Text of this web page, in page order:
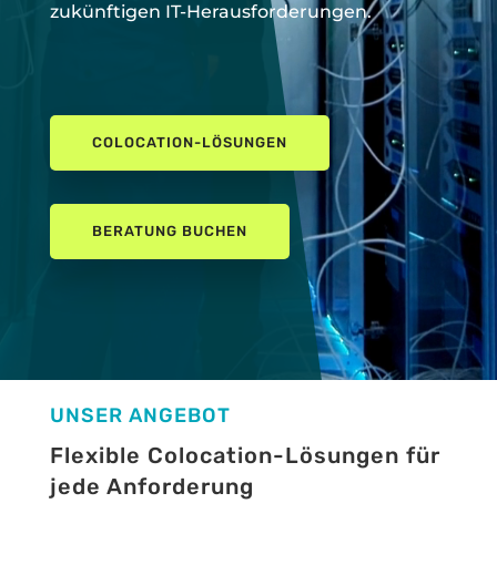
zukünftigen IT-Herausforderungen.
COLOCATION-LÖSUNGEN
BERATUNG BUCHEN
UNSER ANGEBOT
Flexible Colocation-Lösungen für
jede Anforderung